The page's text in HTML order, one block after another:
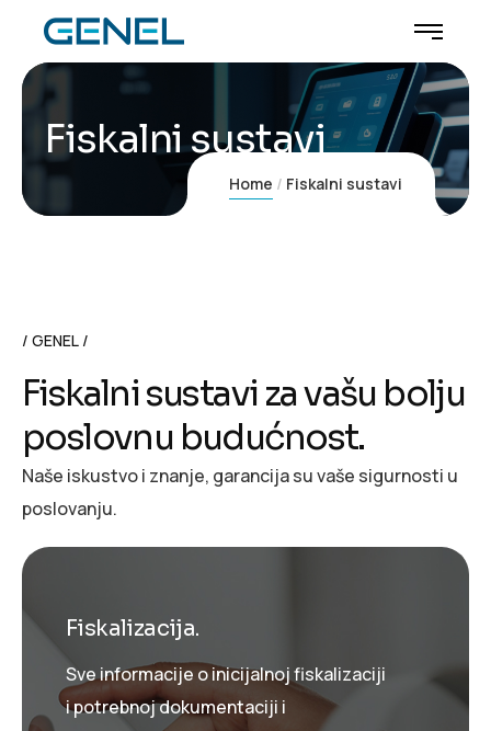
Fiskalni sustavi
Home Fiskalni sustavi
GENEL
Fiskalnisustavi zavašu bolju
poslovnu budućnost.
Naše iskustvo i znanje, garancija su vaše sigurnosti u
poslovanju.
Fiskalizacija.
Sve informacije o inicijalnoj fiskalizaciji
i potrebnoj dokumentaciji i